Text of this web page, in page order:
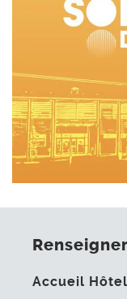
Accueil